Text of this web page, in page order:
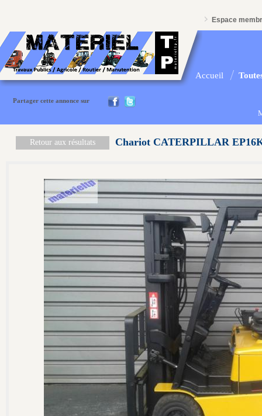
Espace
Accueil
Partager cette annonce sur
Retour aux résultats Chariot CATERPILLAR